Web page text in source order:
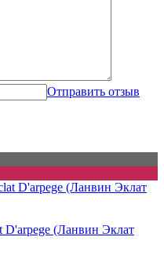
Отправить отзыв
(Ланвин Эклат